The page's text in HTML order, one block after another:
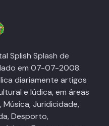
Splish Splash de
em 07-07-2008.
diariamente artigos
e lúdica, em áreas
Juridicidade,
Desporto,